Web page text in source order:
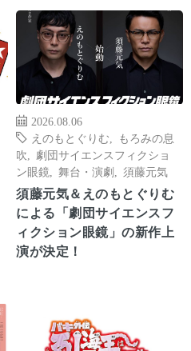
2026.08.06
えのもとぐりむ
もろみの息
吹
劇団サイエンスフィクショ
ン眼鏡
舞台・演劇 須藤元気
須藤元気＆えのもとぐりむ
による「劇団サイエンスフ
ィクション眼鏡」の新作上
演が決定！